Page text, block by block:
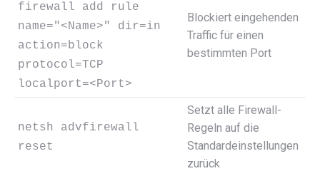
firewall add rule
name="<Name>" dir=in
action=block
protocol=TCP
localport=<Port>
Blockiert eingehenden
Traffic für einen
bestimmten Port
netsh advfirewall
reset
Setzt alle Firewall-
Regeln auf die
Standardeinstellungen
zurück